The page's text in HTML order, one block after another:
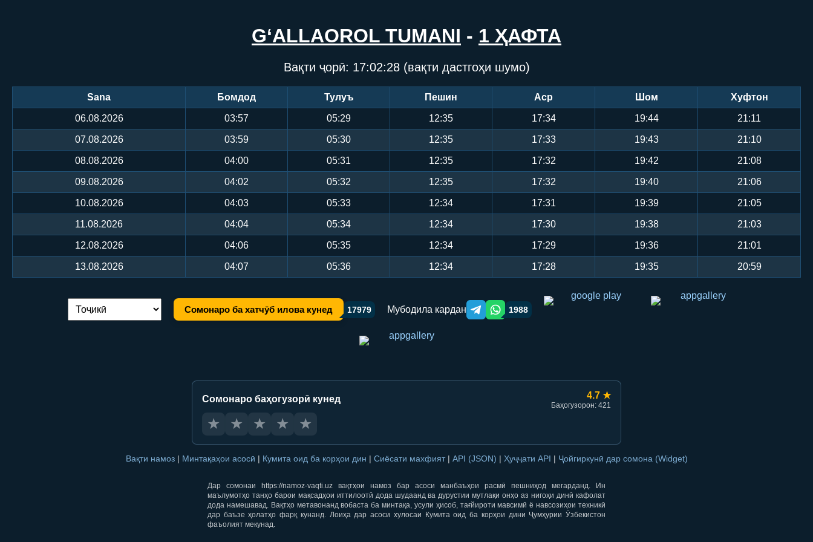
G‘ALLAOROL TUMANI - 1 ҲАФТА
Вақти ҷорӣ: 17:02:28(вақти дастгоҳи шумо)
Sana Бомдод Тулуъ Пешин Аср Шом Хуфтон
06.08.2026 03:57 05:29 12:35 17:34 19:44 21:11
07.08.2026 03:59 05:30 12:35 17:33 19:43 21:10
08.08.2026 04:00 05:31 12:35 17:32 19:42 21:08
09.08.2026 04:02 05:32 12:35 17:32 19:40 21:06
10.08.2026 04:03 05:33 12:34 17:31 19:39 21:05
11.08.2026 04:04 05:34 12:34 17:30 19:38 21:03
12.08.2026 04:06 05:35 12:34 17:29 19:36 21:01
13.08.2026 04:07 05:36 12:34 17:28 19:35 20:59
Иваз кардани забон: Сомонаро ба хатчӯб илова кунед 17979 Мубодила кардан Telegram orqali ulashish
WhatsApp orqali ulashish
1988
Сомонаро баҳогузорӣ кунед 4.7 ★
Баҳогузорон: 421
★ ★ ★ ★ ★
Вақти намоз | Минтақаҳои асосӣ | Кумита оид ба корҳои дин | Сиёсати махфият | API (JSON) | Ҳуҷҷати API | Ҷойгиркунӣ дар сомона (Widget)
Дар сомонаи https://namoz-vaqti.uz вақтҳои намоз бар асоси манбаъҳои расмӣ пешниҳод мегарданд. Ин
маълумотҳо танҳо барои мақсадҳои иттилоотӣ дода шудаанд ва дурустии мутлақи онҳо аз нигоҳи динӣ кафолат
дода намешавад. Вақтҳо метавонанд вобаста ба минтақа, усули ҳисоб, тағйироти мавсимӣ ё навсозиҳои техникӣ
дар баъзе ҳолатҳо фарқ кунанд. Лоиҳа дар асоси хулосаи Кумита оид ба корҳои дини Ҷумҳурии Ӯзбекистон
фаъолият мекунад.